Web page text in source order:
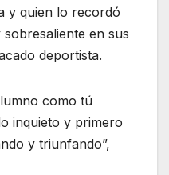
y quien lo recordó
en sus
deportista.
como tú
inquieto y primero
y triunfando”,